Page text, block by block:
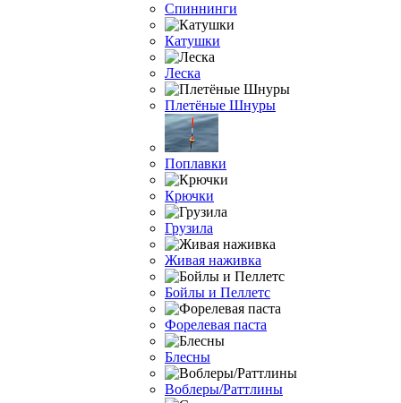
Спиннинги
Катушки
Леска
Плетёные Шнуры
Поплавки
Крючки
Грузила
Живая наживка
Бойлы и Пеллетс
Форелевая паста
Блесны
Воблеры/Раттлины